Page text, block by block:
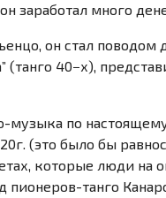
заработал много
он стал
(танго 40−х),
музыка по
(это было бы
которые люди на
пионеров-танго